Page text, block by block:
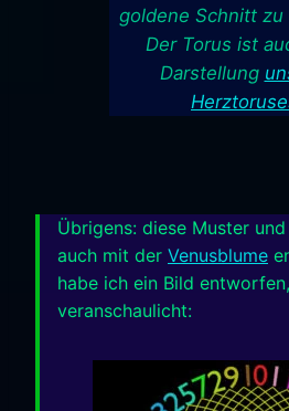
goldene Schnitt zu
Der Torus ist
Darstellung
Übrigens: diese Muster
auch mit der Venusblume
habe ich ein Bild
veranschaulicht: